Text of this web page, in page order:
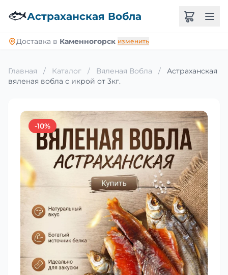
🐟Астраханская Вобла
Доставка в Каменногорск изменить
Главная / Каталог / Вяленая Вобла /
Астраханская
вяленая вобла с икрой от 3кг.
-10%